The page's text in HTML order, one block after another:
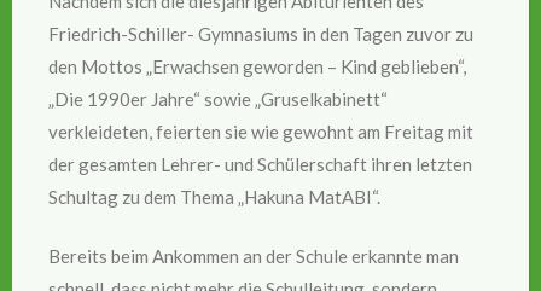
Friedrich-Schiller- Gymnasiums in den Tagen zuvor zu
den Mottos „Erwachsen geworden – Kind geblieben“,
„Die 1990er Jahre“ sowie „Gruselkabinett“
verkleideten, feierten sie wie gewohnt am Freitag mit
der gesamten Lehrer- und Schülerschaft ihren letzten
Schultag zu dem Thema „Hakuna MatABI“.
Bereits beim Ankommen an der Schule erkannte man